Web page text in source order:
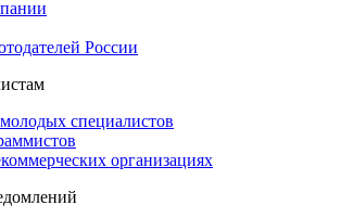
России
специалистов
организациях